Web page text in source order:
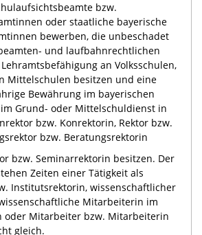
bzw.
oder staatliche bayerische
bewerben, die unbeschadet
und laufbahnrechtlichen
an Volksschulen,
Mittelschulen besitzen und eine
Bewährung im bayerischen
Grund- oder Mittelschuldienst in
bzw. Konrektorin, Rektor bzw.
bzw. Beratungsrektorin
bzw. Seminarrektorin besitzen. Der
Zeiten einer Tätigkeit als
Institutsrektorin, wissenschaftlicher
Mitarbeiterin im
oder Mitarbeiter bzw. Mitarbeiterin
gleich.